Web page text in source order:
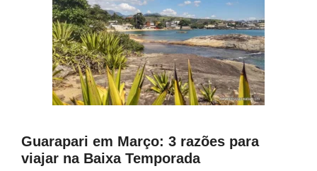
Guarapari em Março: 3 razões para
viajar na Baixa Temporada